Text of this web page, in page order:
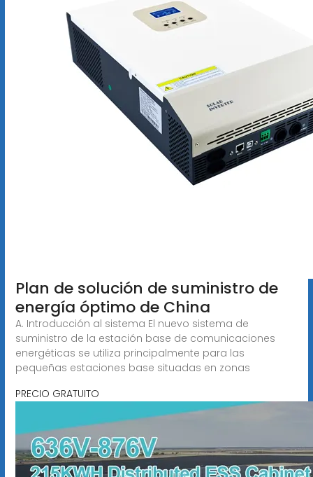
Plan de solución de suministro de
energía óptimo de China
A. Introducción al sistema El nuevo sistema de
suministro de la estación base de comunicaciones
energéticas se utiliza principalmente para las
pequeñas estaciones base situadas en zonas
PRECIO GRATUITO